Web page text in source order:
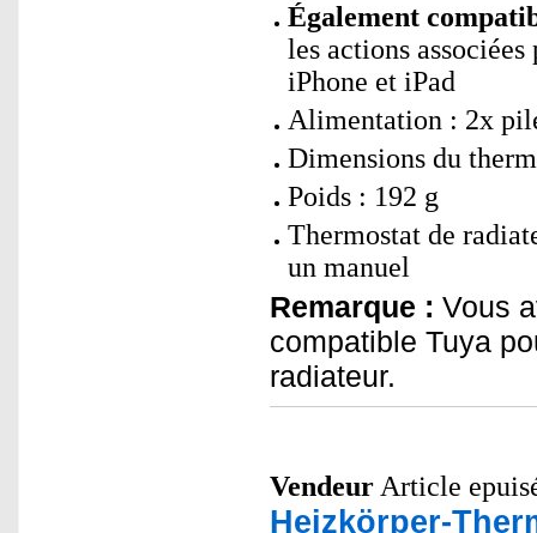
Également
les actions
iPhone et iPad
Alimentation : 2x
Dimensions du
Poids : 192 g
Thermostat de
un manuel
Remarque : Vous
compatible Tuya
radiateur.
Vendeur Article
Heizkörper-